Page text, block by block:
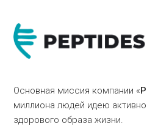
Основная миссия компании «
миллиона людей идею
здорового образа жизни.